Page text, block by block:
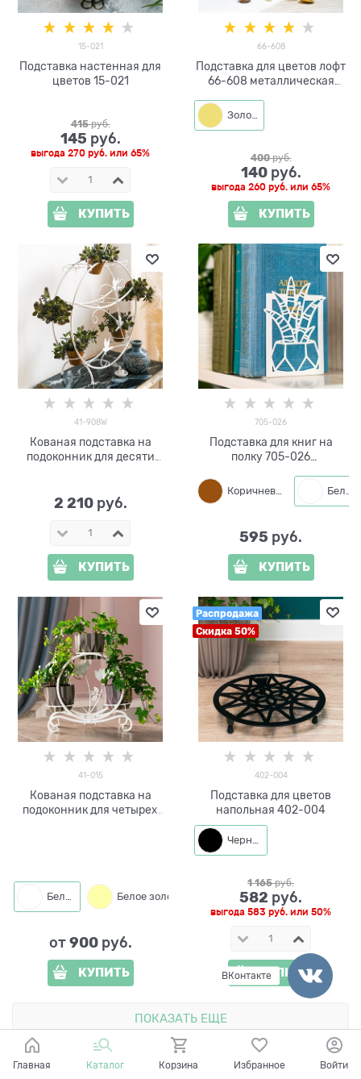
15-021
Подставка настенная для
цветов 15-021
415 руб.
145 руб.
выгода 270 руб. или 65%
КУПИТЬ
66-608
Подставка для цветов лофт
66-608 металлическая
Золото
400 руб.
140 руб.
выгода 260 руб. или 65%
КУПИТЬ
41-908W
Кованая подставка на
подоконник для десяти
2 210 руб.
КУПИТЬ
705-026
Подставка для книг на
полку 705-026
Коричневый Белый
595 руб.
КУПИТЬ
41-015
Кованая подставка на
подоконник для четырех
Белый
от 900 руб.
КУПИТЬ
Распродажа
Скидка 50%
402-004
Подставка для цветов
напольная 402-004
Черный
1 165 руб.
582 руб.
выгода 583 руб. или 50%
КУПИТЬ
ПОКАЗАТЬ ЕЩЕ
1 2 3 4 5
Главная Каталог Корзина Избранное Войти
ВКонтакте